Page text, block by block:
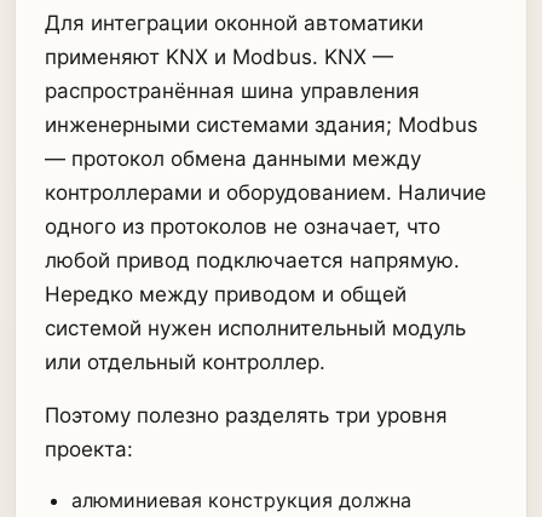
Для интеграции оконной автоматики
применяют KNX и Modbus. KNX —
распространённая шина управления
инженерными системами здания; Modbus
— протокол обмена данными между
контроллерами и оборудованием. Наличие
одного из протоколов не означает, что
любой привод подключается напрямую.
Нередко между приводом и общей
системой нужен исполнительный модуль
или отдельный контроллер.
Поэтому полезно разделять три уровня
проекта:
алюминиевая конструкция должна